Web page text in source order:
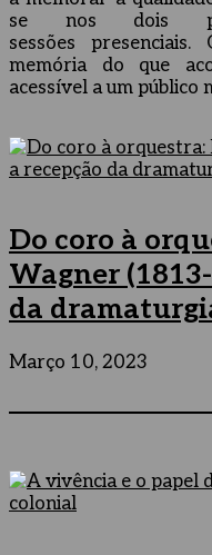
se nos dois
sessões
memória do que
acessível a um público
Do coro à
Wagner
da
Março 10, 2023